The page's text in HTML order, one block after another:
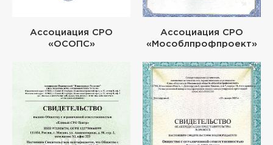
Ассоциация СРО
«ОСОПС»
Ассоциация СРО
«Мособлпрофпроект»